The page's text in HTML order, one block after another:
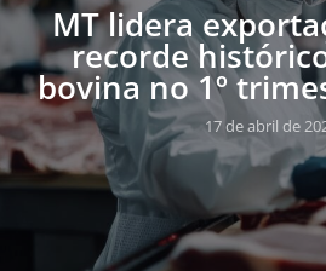
MT lidera
recorde
bovina no 1º
17 de abril de